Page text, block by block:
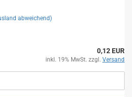
abweichend)
0,12 EUR
inkl. 19% MwSt. zzgl. Versand